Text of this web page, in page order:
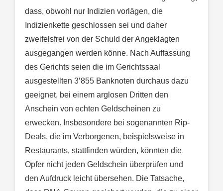
dass, obwohl nur Indizien vorlägen, die
Indizienkette geschlossen sei und daher
zweifelsfrei von der Schuld der Angeklagten
ausgegangen werden könne. Nach Auffassung
des Gerichts seien die im Gerichtssaal
ausgestellten 3’855 Banknoten durchaus dazu
geeignet, bei einem arglosen Dritten den
Anschein von echten Geldscheinen zu
erwecken. Insbesondere bei sogenannten Rip-
Deals, die im Verborgenen, beispielsweise in
Restaurants, stattfinden würden, könnten die
Opfer nicht jeden Geldschein überprüfen und
den Aufdruck leicht übersehen. Die Tatsache,